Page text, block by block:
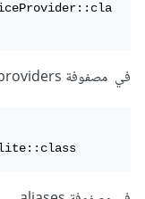
في مصفوفة providers, و وضع التالي